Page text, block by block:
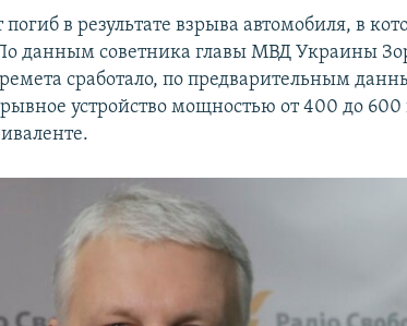
в результате взрыва автомобиля, в
данным советника главы МВД Украины
сработало, по предварительным
устройство мощностью от 400 до